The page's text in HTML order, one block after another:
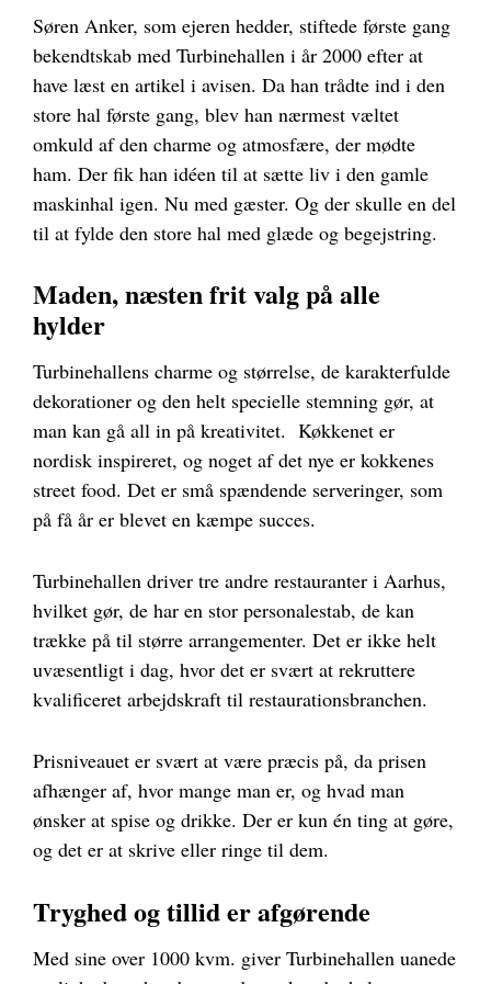
Søren Anker, som ejeren hedder, stiftede første gang
bekendtskab med Turbinehallen i år 2000 efter at
have læst en artikel i avisen. Da han trådte ind i den
store hal første gang, blev han nærmest væltet
omkuld af den charme og atmosfære, der mødte
ham. Der fik han idéen til at sætte liv i den gamle
maskinhal igen. Nu med gæster. Og der skulle en del
til at fylde den store hal med glæde og begejstring.
Maden, næsten frit valg på alle
hylder
Turbinehallens charme og størrelse, de karakterfulde
dekorationer og den helt specielle stemning gør, at
man kan gå all in på kreativitet. Køkkenet er
nordisk inspireret, og noget af det nye er kokkenes
street food. Det er små spændende serveringer, som
på få år er blevet en kæmpe succes.
Turbinehallen driver tre andre restauranter i Aarhus,
hvilket gør, de har en stor personalestab, de kan
trække på til større arrangementer. Det er ikke helt
uvæsentligt i dag, hvor det er svært at rekruttere
kvalificeret arbejdskraft til restaurationsbranchen.
Prisniveauet er svært at være præcis på, da prisen
afhænger af, hvor mange man er, og hvad man
ønsker at spise og drikke. Der er kun én ting at gøre,
og det er at skrive eller ringe til dem.
Tryghed og tillid er afgørende
Med sine over 1000 kvm. giver Turbinehallen uanede